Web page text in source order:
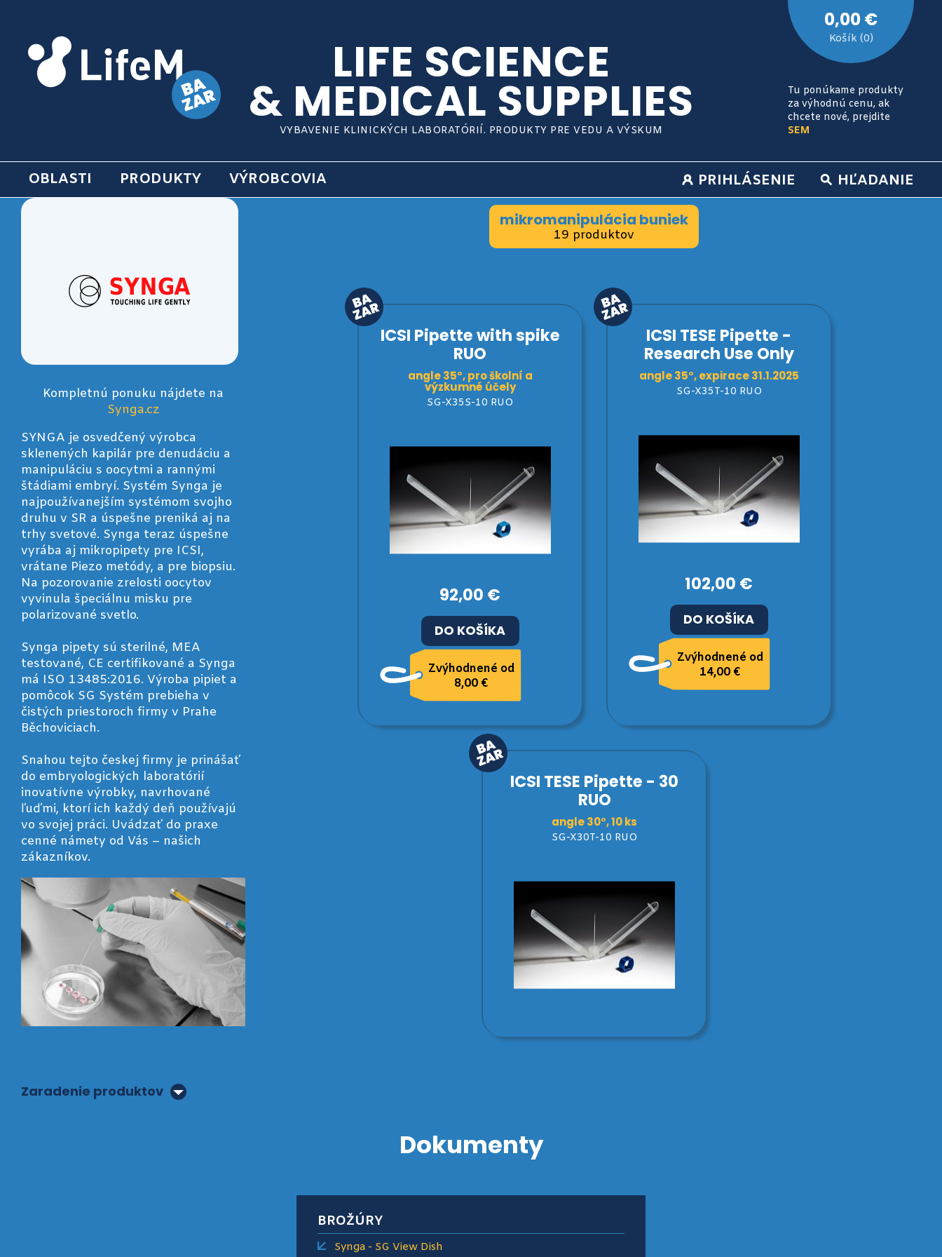
LIFE SCIENCE
& MEDICAL SUPPLIES
VYBAVENIE KLINICKÝCH LABORATÓRIÍ. PRODUKTY PRE VEDU A VÝSKUM
0,00 €
Košík (0)
Tu ponúkame produkty
za výhodnú cenu, ak
chcete nové, prejdite
SEM
OBLASTI PRODUKTY VÝROBCOVIA HĽADANIE
PRIHLÁSENIE
Kompletnú ponuku nájdete na
Synga.cz
SYNGA je osvedčený výrobca
sklenených kapilár pre denudáciu a
manipuláciu s oocytmi a rannými
štádiami embryí. Systém Synga je
najpoužívanejším systémom svojho
druhu v SR a úspešne preniká aj na
trhy svetové. Synga teraz úspešne
vyrába aj mikropipety pre ICSI,
vrátane Piezo metódy, a pre biopsiu.
Na pozorovanie zrelosti oocytov
vyvinula špeciálnu misku pre
polarizované svetlo.
Synga pipety sú sterilné, MEA
testované, CE certifikované a Synga
má ISO 13485:2016. Výroba pipiet a
pomôcok SG Systém prebieha v
čistých priestoroch firmy v Prahe
Běchoviciach.
Snahou tejto českej firmy je prinášať
do embryologických laboratórií
inovatívne výrobky, navrhované
ľuďmi, ktorí ich každý deň používajú
vo svojej práci. Uvádzať do praxe
cenné námety od Vás – našich
zákazníkov.
Zaradenie produktov
mikromanipulácia buniek
19 produktov
ICSI Pipette with spike
RUO
angle 35°, pro školní a
výzkumné účely
SG-X35S-10 RUO
92,00 €
DO KOŠÍKA
Zvýhodnené od
8,00 €
ICSI TESE Pipette -
Research Use Only
angle 35°, expirace 31.1.2025
SG-X35T-10 RUO
102,00 €
DO KOŠÍKA
Zvýhodnené od
14,00 €
ICSI TESE Pipette - 30
RUO
angle 30°, 10 ks
SG-X30T-10 RUO
Dokumenty
BROŽÚRY
Synga - SG View Dish